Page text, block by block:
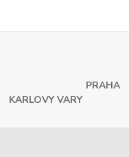
PRAHA
KARLOVY VARY